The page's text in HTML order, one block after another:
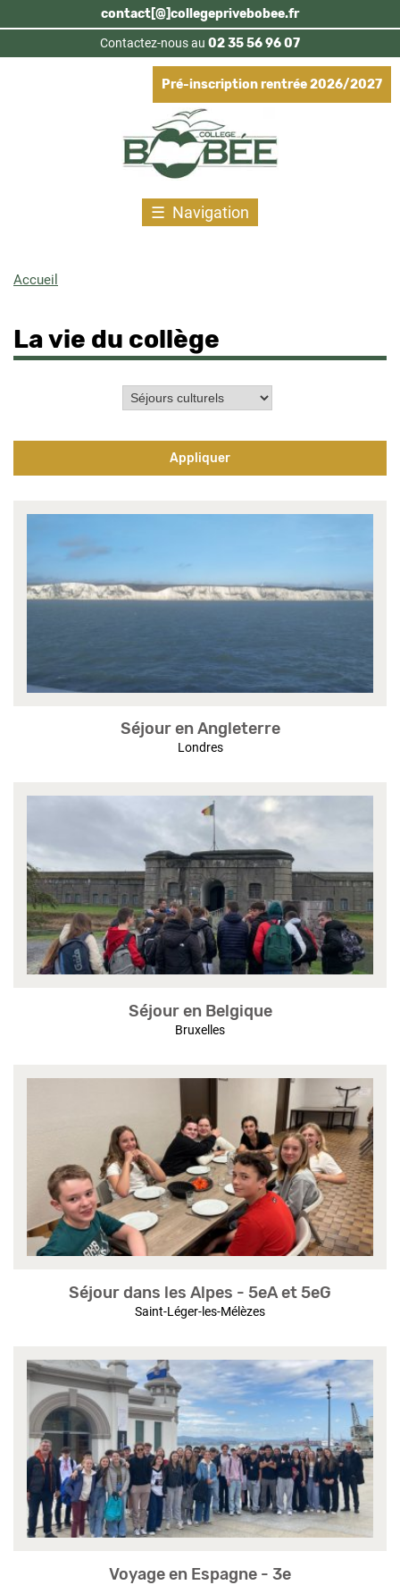
Aller
au
contenu
principal
contact[@]collegeprivebobee.fr
Contactez-nous au 02 35 56 96 07
Pré-inscription rentrée 2026/2027
Navigation
Accueil
La vie du collège
Séjour en Angleterre
Londres
Séjour en Belgique
Bruxelles
Séjour dans les Alpes - 5eA et 5eG
Saint-Léger-les-Mélèzes
Voyage en Espagne - 3e